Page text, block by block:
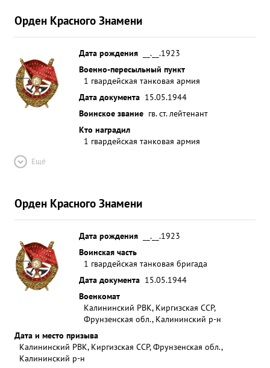
Орден Красного Знамени
Дата рождения
__.__.1923
Военно-пересыльный пункт
1 гвардейская танковая армия
Дата документа 15.05.1944
Воинское звание гв. ст. лейтенант
Кто наградил
1 гвардейская танковая армия
Ещё
Орден Красного Знамени
Дата рождения
__.__.1923
Воинская часть
1 гвардейская танковая бригада
Дата документа 15.05.1944
Военкомат
Калининский РВК, Киргизская ССР,
Фрунзенская обл., Калининский р-н
Дата и место призыва
Калининский РВК, Киргизская ССР, Фрунзенская обл.,
Калининский р-н